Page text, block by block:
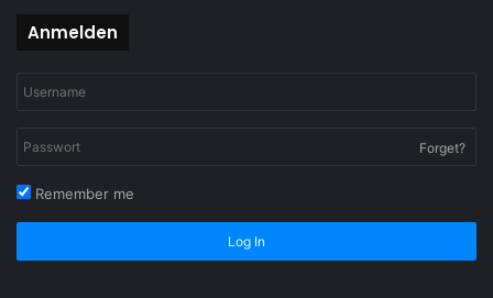
Anmelden
Forget?
Remember me
Log In